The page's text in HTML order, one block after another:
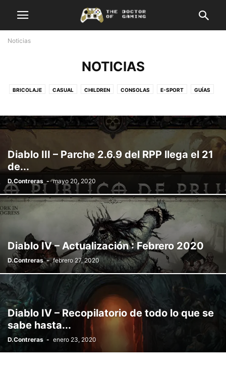
Noticias
NOTICIAS
BRICOLAJE CASUAL CHILDREN CONSOLAS E-SPORT GUÍAS
Diablo III – Parche 2.6.9 del RPP llega el 21
de...
D.Contreras - mayo 20, 2020
Diablo IV – Actualización : Febrero 2020
D.Contreras - febrero 27, 2020
Diablo IV – Recopilatorio de todo lo que se
sabe hasta...
D.Contreras - enero 23, 2020